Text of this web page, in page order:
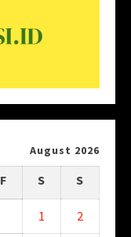
August 2026
F S S
1 2